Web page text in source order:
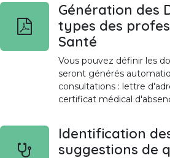
Génération des
types des
Santé
Vous pouvez définir les
seront générés
consultations : lettre
certificat médical
Identification
suggestions de